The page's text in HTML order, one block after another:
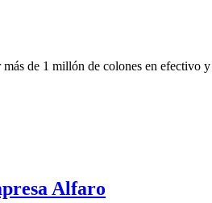
de 1 millón de colones en efectivo
Alfaro